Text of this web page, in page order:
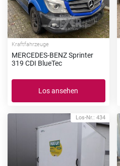
Kraftfahrzeuge
MERCEDES-BENZ Sprinter
319 CDI BlueTec
Los ansehen
Los-Nr.: 434